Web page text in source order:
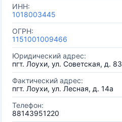
ИНН:
1018003445
ОГРН:
1151001009466
Юридический адрес:
пгт. Лоухи, ул. Советская, д. 83
Фактический адрес:
пгт. Лоухи, ул. Лесная, д. 14а
Телефон:
88143951220